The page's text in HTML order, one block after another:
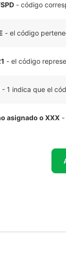
- código
- el código
- el código
- 1 indica que el
asignado o XXX -